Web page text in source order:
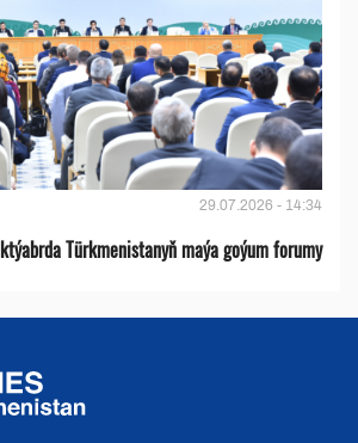
29.07.2026 - 14:34
Türkmenistanyň maýa goýum forumy